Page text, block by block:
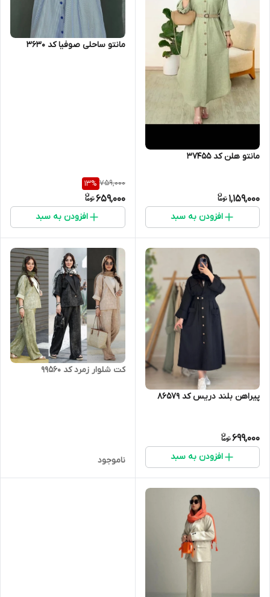
مانتو هلن کد 37455
1,159,000
افزودن به سبد
مانتو ساحلی صوفیا کد 3630
759,000
13%
659,000
افزودن به سبد
پیراهن بلند دریس کد 86579
699,000
افزودن به سبد
کت شلوار زمرد کد 99560
ناموجود